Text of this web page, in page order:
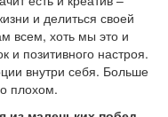
и делиться своей
всем, хоть мы это и
и позитивного настроя.
внутри себя. Больше
плохом.